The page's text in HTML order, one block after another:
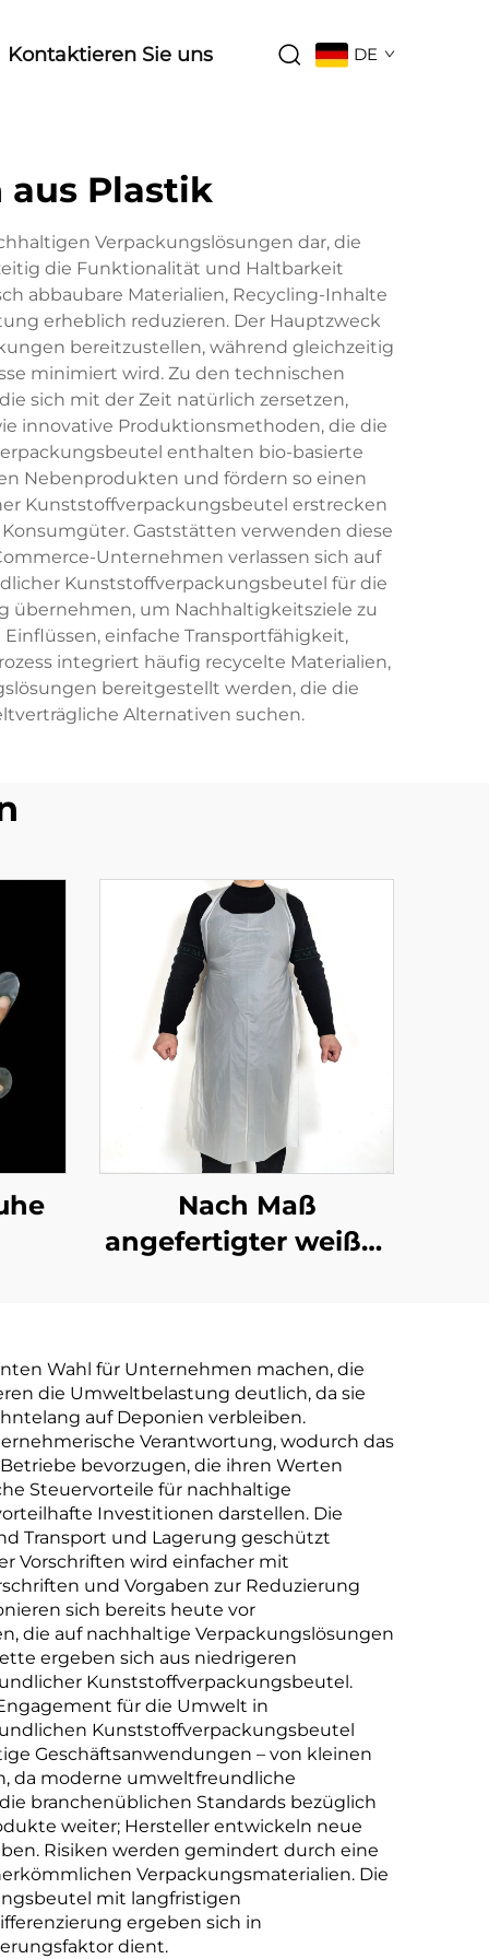
Kontaktieren Sie uns DE
Plastik
Verpackungslösungen dar, die
die Funktionalität und Haltbarkeit
abbaubare Materialien, Recycling-Inhalte
erheblich reduzieren. Der Hauptzweck
bereitzustellen, während gleichzeitig
minimiert wird. Zu den technischen
sich mit der Zeit natürlich zersetzen,
innovative Produktionsmethoden, die die
enthalten bio-basierte
Nebenprodukten und fördern so einen
Kunststoffverpackungsbeutel erstrecken
Gaststätten verwenden diese
Unternehmen verlassen sich auf
Kunststoffverpackungsbeutel für die
übernehmen, um Nachhaltigkeitsziele zu
einfache Transportfähigkeit,
integriert häufig recycelte Materialien,
bereitgestellt werden, die die
Alternativen suchen.
Nach Maß
angefertigter weißer
Schürzen
Wahl für Unternehmen machen, die
die Umweltbelastung deutlich, da sie
auf Deponien verbleiben.
Verantwortung, wodurch das
bevorzugen, die ihren Werten
Steuervorteile für nachhaltige
Investitionen darstellen. Die
Transport und Lagerung geschützt
Vorschriften wird einfacher mit
und Vorgaben zur Reduzierung
sich bereits heute vor
die auf nachhaltige Verpackungslösungen
ergeben sich aus niedrigeren
Kunststoffverpackungsbeutel.
für die Umwelt in
Kunststoffverpackungsbeutel
Geschäftsanwendungen – von kleinen
da moderne umweltfreundliche
branchenüblichen Standards bezüglich
weiter; Hersteller entwickeln neue
Risiken werden gemindert durch eine
Verpackungsmaterialien. Die
mit langfristigen
ergeben sich in
dient.